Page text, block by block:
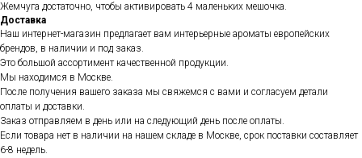
Жемчуга достаточно, чтобы активировать 4 маленьких мешочка.
Доставка
Наш интернет-магазин предлагает вам интерьерные ароматы европейских
брендов, в наличии и под заказ.
Это большой ассортимент качественной продукции.
Мы находимся в Москве.
После получения вашего заказа мы свяжемся с вами и согласуем детали
оплаты и доставки.
Заказ отправляем в день или на следующий день после оплаты.
Если товара нет в наличии на нашем складе в Москве, срок поставки составляет
6-8 недель.